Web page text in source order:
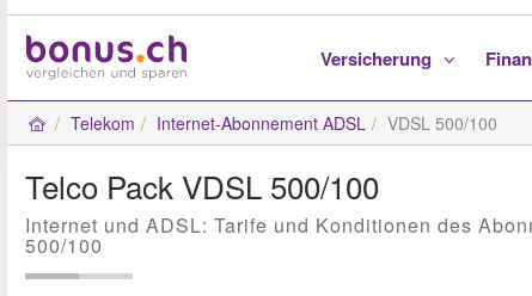
Versicherung
Telekom Internet-Abonnement ADSL VDSL 500/100
Telco Pack VDSL 500/100
Internet und ADSL: Tarife und Konditionen des
500/100